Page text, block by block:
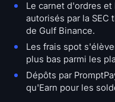
Le carnet d'ordres
autorisés par la SEC
de Gulf Binance.
Les frais spot
plus bas parmi les
Dépôts par
qu'Earn pour les